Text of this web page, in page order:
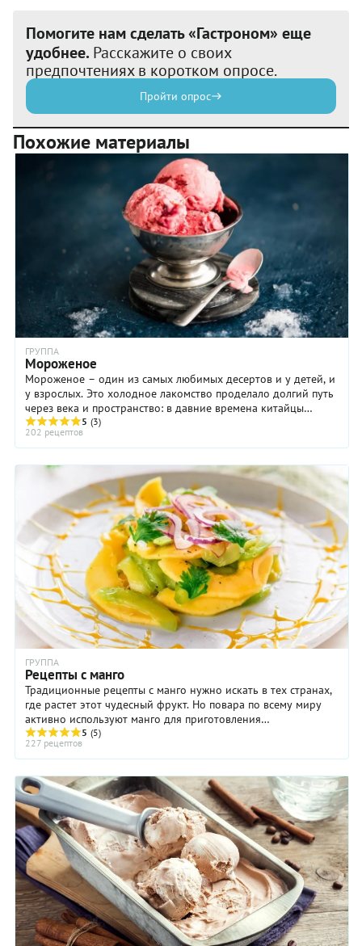
Помогите нам сделать «Гастроном» еще
удобнее. Расскажите о своих
предпочтениях в коротком опросе.
Пройти опрос
Похожие материалы
ГРУППА
Мороженое
Мороженое – один из самых любимых десертов и у детей, и
у взрослых. Это холодное лакомство проделало долгий путь
через века и пространство: в давние времена китайцы
передали секрет приготовления ...
5 (3)
202 рецептов
ГРУППА
Рецепты с манго
Традиционные рецепты с манго нужно искать в тех странах,
где растет этот чудесный фрукт. Но повара по всему миру
активно используют манго для приготовления
разнообразных блюд, от десертов и напитков ...
5 (5)
227 рецептов